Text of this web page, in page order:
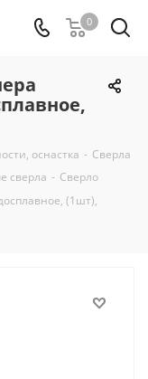
0
оснастка - Сверла
сверла - Сверло
(1шт),